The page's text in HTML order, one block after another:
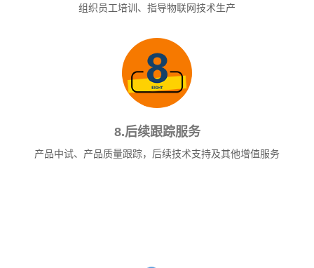
组织员工培训、指导物联网技术生产
8.后续跟踪服务
产品中试、产品质量跟踪，后续技术支持及其他增值服务